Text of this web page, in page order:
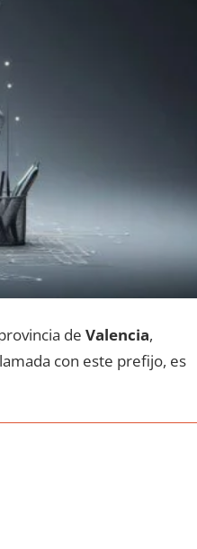
dе Valencia,
сοn еstе prefijo, es